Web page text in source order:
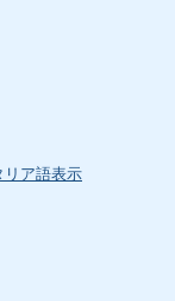
リア語表示